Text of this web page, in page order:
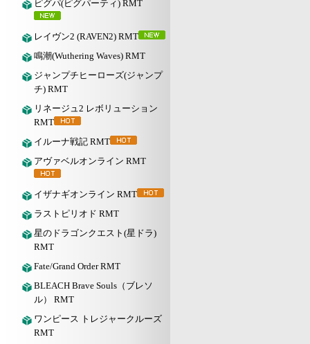
ピグパ(ピグパーティ) RMT
レイヴン2 (RAVEN2) RMT
鳴潮(Wuthering Waves) RMT
ジャンプチヒーローズ(ジャンプ
チ) RMT
リネージュ2 レボリューション
RMT
イルーナ戦記 RMT
アヴァベルオンライン RMT
イザナギオンライン RMT
ラストピリオド RMT
星のドラゴンクエスト(星ドラ)
RMT
Fate/Grand Order RMT
BLEACH Brave Souls（ブレソ
ル） RMT
ワンピース トレジャークルーズ
RMT